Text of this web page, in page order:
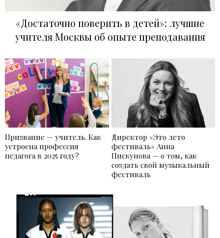
«Достаточно поверить в детей»: лучшие
учителя Москвы об опыте преподавания
Призвание — учитель. Как
устроена профессия
педагога в 2025 году?
Директор «Это лето
фестиваль» Анна
Пискунова — о том, как
создать свой музыкальный
фестиваль